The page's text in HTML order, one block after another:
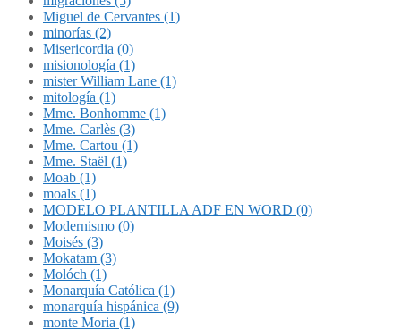
Miguel de Cervantes (1)
minorías (2)
Misericordia (0)
misionología (1)
mister William Lane (1)
mitología (1)
Mme. Bonhomme (1)
Mme. Carlès (3)
Mme. Cartou (1)
Mme. Staël (1)
Moab (1)
moals (1)
MODELO PLANTILLA ADF EN WORD (0)
Modernismo (0)
Moisés (3)
Mokatam (3)
Molóch (1)
Monarquía Católica (1)
monarquía hispánica (9)
monte Moria (1)